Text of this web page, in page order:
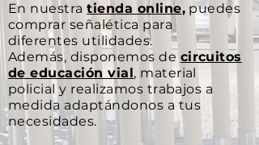
En nuestratienda online, puedes
comprar señalética para
diferentes utilidades.
Además, disponemos de circuitos
de educación vial, material
policial y realizamos trabajos a
medida adaptándonos a tus
necesidades.